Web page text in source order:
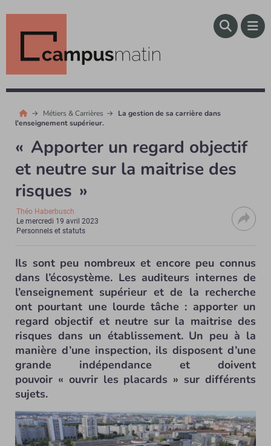
Métiers & Carrières
La gestion de sa carrière dans
l'enseignement supérieur.
« Apporter un regard objectif
et neutre sur la maitrise des
risques »
Théo Haberbusch
Lemercredi 19 avril 2023
Personnels et statuts
Ils sont peu nombreux et encore peu connus
dans l’écosystème. Les auditeurs internes de
l’enseignement supérieur et de la recherche
ont pourtant une lourde tâche : apporter un
regard objectif et neutre sur la maitrise des
risques dans un établissement. Un peu à la
manière d’une inspection, ils disposent d’une
grande indépendance et doivent
pouvoir « ouvrir les placards » sur différents
sujets.